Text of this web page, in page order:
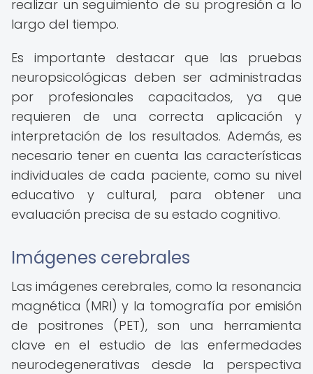
realizar un seguimiento de su progresión a lo
largo del tiempo.
Es importante destacar que las pruebas
neuropsicológicas deben ser administradas
por profesionales capacitados, ya que
requieren de una correcta aplicación y
interpretación de los resultados. Además, es
necesario tener en cuenta las características
individuales de cada paciente, como su nivel
educativo y cultural, para obtener una
evaluación precisa de su estado cognitivo.
Imágenes cerebrales
Las imágenes cerebrales, como la resonancia
magnética (MRI) y la tomografía por emisión
de positrones (PET), son una herramienta
clave en el estudio de las enfermedades
neurodegenerativas desde la perspectiva